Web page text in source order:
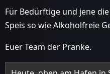
Für Bedürftige und jene
Speis so wie Alkoholfreie
Euer Team der Pranke.